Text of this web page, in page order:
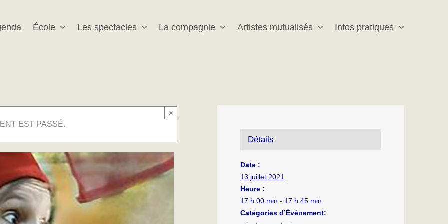
École Les spectacles La compagnie Artistes mutualisés Infos pratiques
EST PASSÉ.
×
Détails
Date :
13 juillet 2021
Heure :
17 h 00 min - 17 h 45 min
Catégories d’Évènement: